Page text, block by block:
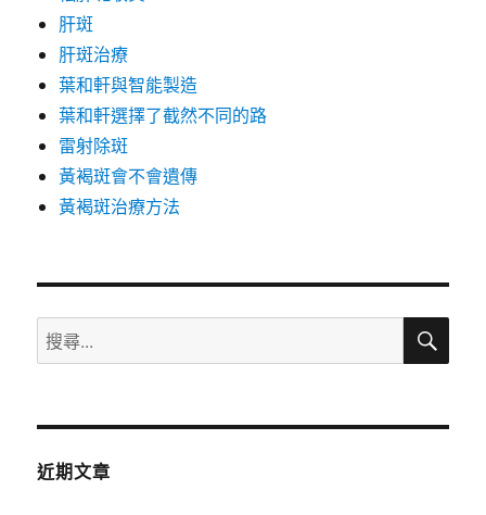
肝斑
肝斑治療
葉和軒與智能製造
葉和軒選擇了截然不同的路
雷射除斑
黃褐斑會不會遺傳
黃褐斑治療方法
搜
尋
鍵
搜
近期文章